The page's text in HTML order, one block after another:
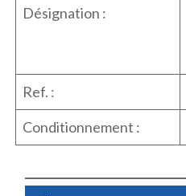
Désignation :
Ref. :
Conditionnement :
Quantité